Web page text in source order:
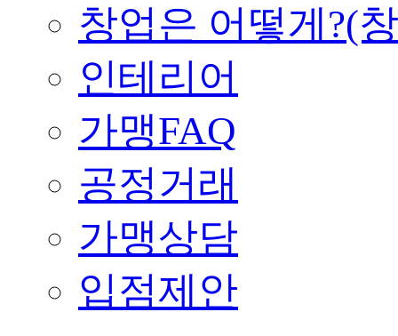
창업은 어떻게?(
인테리어
가맹FAQ
공정거래
가맹상담
입점제안